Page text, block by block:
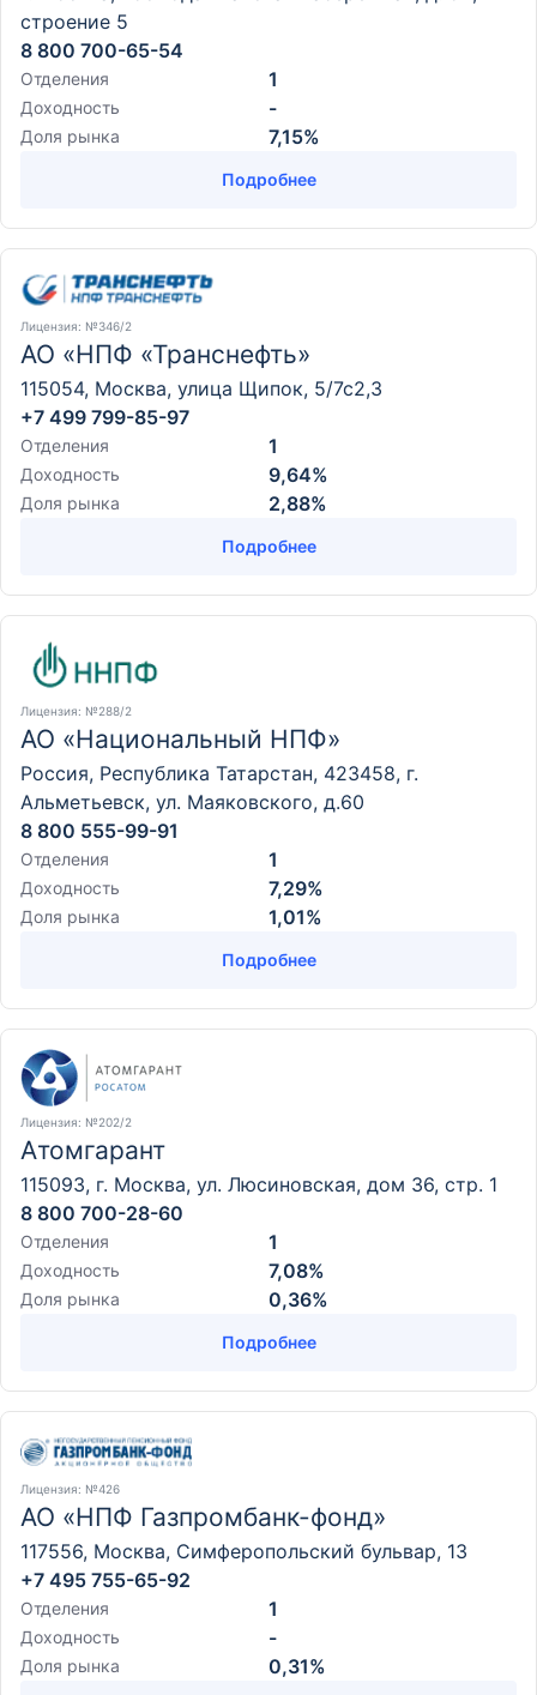
строение 5
8 800 700-65-54
Отделения 1
Доходность -
Доля рынка 7,15%
Подробнее
Лицензия: №346/2
АО «НПФ «Транснефть»
115054, Москва, улица Щипок, 5/7с2,3
+7 499 799-85-97
Отделения 1
Доходность 9,64%
Доля рынка 2,88%
Подробнее
Лицензия: №288/2
АО «Национальный НПФ»
Россия, Республика Татарстан, 423458, г.
Альметьевск, ул. Маяковского, д.60
8 800 555-99-91
Отделения 1
Доходность 7,29%
Доля рынка 1,01%
Подробнее
Лицензия: №202/2
Атомгарант
115093, г. Москва, ул. Люсиновская, дом 36, стр. 1
8 800 700-28-60
Отделения 1
Доходность 7,08%
Доля рынка 0,36%
Подробнее
Лицензия: №426
АО «НПФ Газпромбанк-фонд»
117556, Москва, Симферопольский бульвар, 13
+7 495 755-65-92
Отделения 1
Доходность -
Доля рынка 0,31%